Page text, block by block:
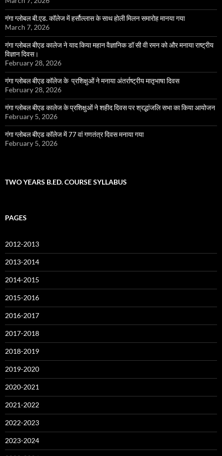
गंगा ग्लोबल बी.एड. कॉलेज में हर्सौल्लास के साथ होली मिलन समारोह मानया गया
March 7, 2026
गंगा ग्लोबल बीएड कालेज ने याद किया महान वैज्ञानिक डॉ सी वी रमन को और मनाया राष्ट्रीय
विज्ञान दिवस।
February 28, 2026
गंगा ग्लोबल बीएड कॉलेज के प्रशिक्षुओं ने मनाया अंतर्राष्ट्रीय मातृभाषा दिवस
February 28, 2026
गंगा ग्लोबल बीएड कालेज के प्रशिक्षुओं ने शहीद दिवस पर श्रद्धांजलि सभा का किया आयोजन
February 5, 2026
गंगा ग्लोबल बीएड कॉलेज में 77 वां गणतंत्र दिवस मनाया गया
February 5, 2026
TWO YEARS B.ED. COURSE SYLLABUS
PAGES
2012-2013
2013-2014
2014-2015
2015-2016
2016-2017
2017-2018
2018-2019
2019-2020
2020-2021
2021-2022
2022-2023
2023-2024